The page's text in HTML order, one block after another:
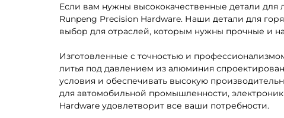
Если вам нужны высококачественные детали
Runpeng Precision Hardware. Наши детали для
выбор для отраслей, которым нужны прочные и
Изготовленные с точностью и
литья под давлением из алюминия
условия и обеспечивать высокую
для автомобильной промышленности,
Hardware удовлетворит все ваши потребности.